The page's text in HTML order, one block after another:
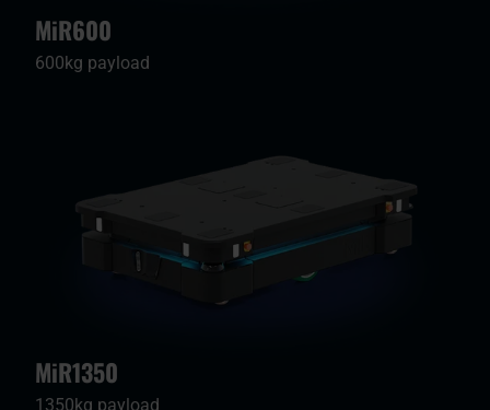
MiR600
600kg payload
MiR1350
1350kg payload